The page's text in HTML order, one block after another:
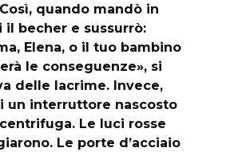
quando mandò in
il becher e sussurrò:
Elena, o il tuo bambino
le conseguenze», si
delle lacrime. Invece,
un interruttore nascosto
Le luci rosse
Le porte d’acciaio